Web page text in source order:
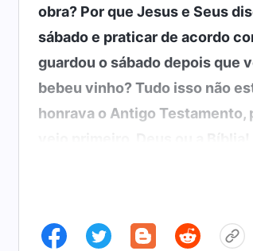
obra? Por que Jesus e Seus
sábado e praticar de acordo
guardou o sábado depois que
bebeu vinho? Tudo isso não
honrava o Antigo Testamento,
(A Palavra, vol. 1: A
infinito. Deus é a fonte da vida